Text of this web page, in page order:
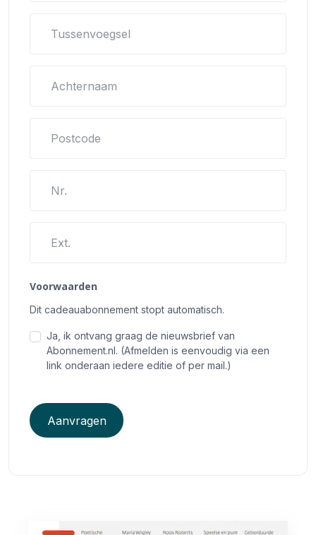
Tussenvoegsel
Achternaam
Postcode
Nr.
Ext.
Voorwaarden
Dit cadeauabonnement stopt automatisch.
Ja, ik ontvang graag de nieuwsbrief van
Abonnement.nl. (Afmelden is eenvoudig via een
link onderaan iedere editie of per mail.)
Aanvragen